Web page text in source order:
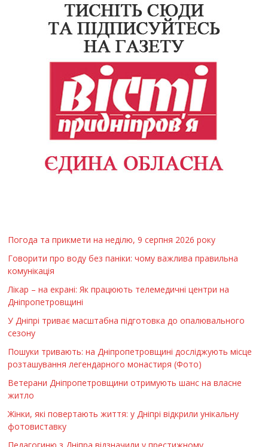
Погода та прикмети на неділю, 9 серпня 2026 року
Говорити про воду без паніки: чому важлива правильна
комунікація
Лікар – на екрані: Як працюють телемедичні центри на
Дніпропетровщині
У Дніпрі триває масштабна підготовка до опалювального
сезону
Пошуки тривають: на Дніпропетровщині досліджують місце
розташування легендарного монастиря (Фото)
Ветерани Дніпропетровщини отримують шанс на власне
житло
Жінки, які повертають життя: у Дніпрі відкрили унікальну
фотовиставку